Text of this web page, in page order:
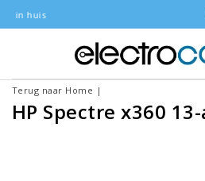
Terug naar Home |
HP Spectre x360